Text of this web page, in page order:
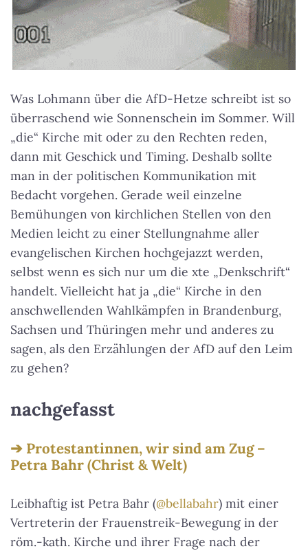
Was Lohmann über die AfD-Hetze schreibt ist so
überraschend wie Sonnenschein im Sommer. Will
„die“ Kirche mit oder zu den Rechten reden,
dann mit Geschick und Timing. Deshalb sollte
man in der politischen Kommunikation mit
Bedacht vorgehen. Gerade weil einzelne
Bemühungen von kirchlichen Stellen von den
Medien leicht zu einer Stellungnahme aller
evangelischen Kirchen hochgejazzt werden,
selbst wenn es sich nur um die xte „Denkschrift“
handelt. Vielleicht hat ja „die“ Kirche in den
anschwellenden Wahlkämpfen in Brandenburg,
Sachsen und Thüringen mehr und anderes zu
sagen, als den Erzählungen der AfD auf den Leim
zu gehen?
nachgefasst
Protestantinnen, wir sind am Zug –
Petra Bahr (Christ & Welt)
Leibhaftig ist Petra Bahr (@bellabahr) mit einer
Vertreterin der Frauenstreik-Bewegung in der
röm.-kath. Kirche und ihrer Frage nach der